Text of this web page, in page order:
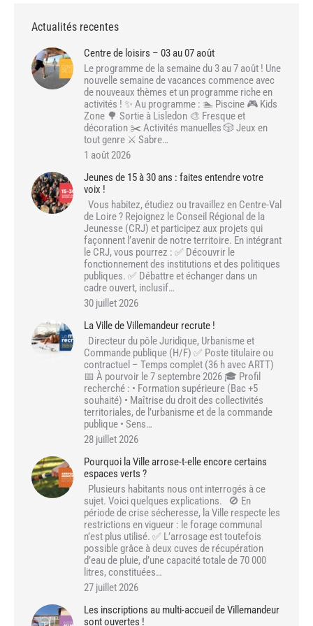
Actualités recentes
Centre de loisirs – 03 au 07 août
Le programme de la semaine du 3 au 7 août ! Une
nouvelle semaine de vacances commence avec
de nouveaux thèmes et un programme riche en
activités ! ✨ Au programme : 🏊 Piscine 🎮 Kids
Zone 🌳 Sortie à Lisledon 🎨 Fresque et
décoration ✂️ Activités manuelles 🎲 Jeux en
tout genre ⚔️ Sabre…
1 août 2026
Jeunes de 15 à 30 ans : faites entendre votre
voix !
Vous habitez, étudiez ou travaillez en Centre-Val
de Loire ? Rejoignez le Conseil Régional de la
Jeunesse (CRJ) et participez aux projets qui
façonnent l’avenir de notre territoire. En intégrant
le CRJ, vous pourrez : ✅ Découvrir le
fonctionnement des institutions et des politiques
publiques. ✅ Débattre et échanger dans un
cadre ouvert, inclusif…
30 juillet 2026
La Ville de Villemandeur recrute !
Directeur du pôle Juridique, Urbanisme et
Commande publique (H/F) ✅ Poste titulaire ou
contractuel – Temps complet (36 h avec ARTT)
📅 À pourvoir le 7 septembre 2026 🎓 Profil
recherché : • Formation supérieure (Bac +5
souhaité) • Maîtrise du droit des collectivités
territoriales, de l’urbanisme et de la commande
publique • Sens…
28 juillet 2026
Pourquoi la Ville arrose-t-elle encore certains
espaces verts ?
Plusieurs habitants nous ont interrogés à ce
sujet. Voici quelques explications. 🚫 En
période de crise sécheresse, la Ville respecte les
restrictions en vigueur : le forage communal
n’est plus utilisé. ✅ L’arrosage est toutefois
possible grâce à deux cuves de récupération
d’eau de pluie, d’une capacité totale de 70 000
litres, constituées…
27 juillet 2026
Les inscriptions au multi-accueil de Villemandeur
sont ouvertes !